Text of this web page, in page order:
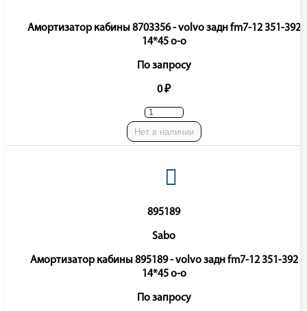
Амортизатор кабины 8703356 - volvo задн fm7-12 351-392
14*45 o-o
По запросу
0 ₽
Нет в наличии
895189
Sabo
Амортизатор кабины 895189 - volvo задн fm7-12 351-392
14*45 o-o
По запросу